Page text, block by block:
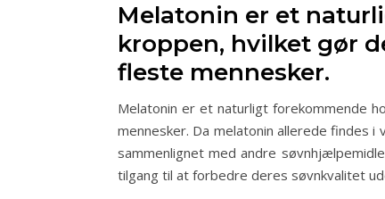
Melatonin er et
kroppen, hvilket gør
fleste mennesker.
Melatonin er et naturligt forekommende
mennesker. Da melatonin allerede
sammenlignet med andre
tilgang til at forbedre deres søvnkvalitet